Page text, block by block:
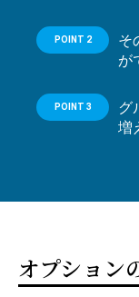
POINT 2
そ
が
POINT 3
グ
増
オプション